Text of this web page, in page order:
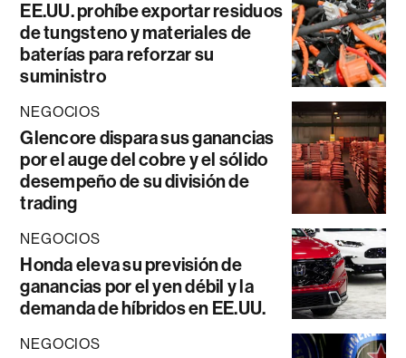
EE.UU. prohíbe exportar residuos
de tungsteno y materiales de
baterías para reforzar su
suministro
NEGOCIOS
Glencore dispara sus ganancias
por el auge del cobre y el sólido
desempeño de su división de
trading
NEGOCIOS
Honda eleva su previsión de
ganancias por el yen débil y la
demanda de híbridos en EE.UU.
NEGOCIOS